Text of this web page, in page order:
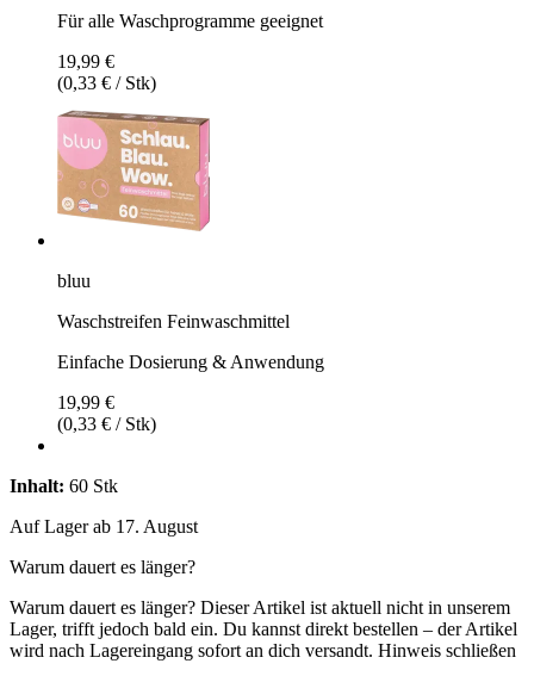
Für alle Waschprogramme geeignet
19,99 €
(0,33 € / Stk)
bluu
Waschstreifen Feinwaschmittel
Einfache Dosierung & Anwendung
19,99 €
(0,33 € / Stk)
Inhalt: 60 Stk
Auf Lager ab 17. August
Warum dauert es länger?
Warum dauert es länger? Dieser Artikel ist aktuell nicht in unserem
Lager, trifft jedoch bald ein. Du kannst direkt bestellen – der Artikel
wird nach Lagereingang sofort an dich versandt. Hinweis schließen